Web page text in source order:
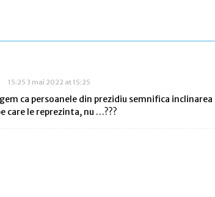
15:25 3 mai 2022 at 15:25
ca persoanele din prezidiu semnifica
care le reprezinta, nu …???